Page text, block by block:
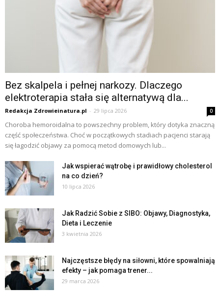
Bez skalpela i pełnej narkozy. Dlaczego
elektroterapia stała się alternatywą dla...
Redakcja Zdrowieinatura.pl - 29 lipca 2026 0
Choroba hemoroidalna to powszechny problem, który dotyka znaczną
część społeczeństwa. Choć w początkowych stadiach pacjenci starają
się łagodzić objawy za pomocą metod domowych lub...
Jak wspierać wątrobę i prawidłowy cholesterol
na co dzień?
10 lipca 2026
Jak Radzić Sobie z SIBO: Objawy, Diagnostyka,
Dieta i Leczenie
3 kwietnia 2026
Najczęstsze błędy na siłowni, które spowalniają
efekty – jak pomaga trener...
29 marca 2026